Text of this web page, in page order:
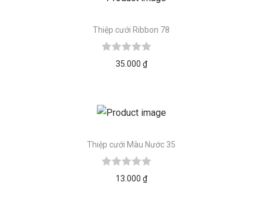
Thiệp cưới Ribbon 78
35.000 ₫
Thiệp cưới Màu Nước 35
13.000 ₫